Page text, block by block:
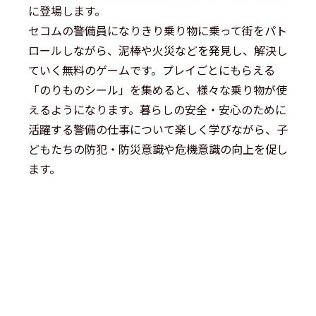
に登場します。
セコムの警備員になりきり乗り物に乗って街をパト
ロールしながら、泥棒や火災などを発見し、解決し
ていく無料のゲームです。プレイごとにもらえる
「のりものシール」を集めると、様々な乗り物が使
えるようになります。暮らしの安全・安心のために
活躍する警備の仕事について楽しく学びながら、子
どもたちの防犯・防災意識や危機意識の向上を促し
ます。